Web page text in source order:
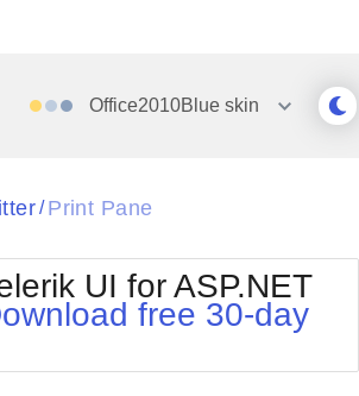
Office2010Blueskin
Office2010Silver
Outlook
/ Print Pane
UI for ASP.NET
free 30-day